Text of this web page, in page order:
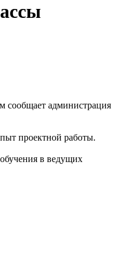
сообщает администрация
проектной работы.
в ведущих